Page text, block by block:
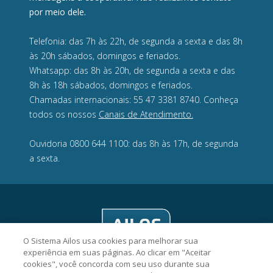
por meio dele.
Telefonia: das 7h às 22h, de segunda a sexta e das 8h
às 20h sábados, domingos e feriados.
Whatsapp: das 8h às 20h, de segunda a sexta e das
8h às 18h sábados, domingos e feriados.
Chamadas internacionais: 55 47 3381 8740. Conheça
todos os nossos Canais de Atendimento.
Ouvidoria 0800 644 1100: das 8h às 17h, de segunda
a sexta.
O Sistema Ailos usa cookies para melhorar sua
experiência em suas páginas. Ao clicar em "Aceitar
cookies", você concorda com seu uso durante sua